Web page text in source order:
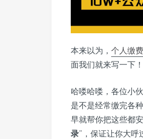
本来以为， 个人缴
面我们就来写一下！
哈喽哈喽，各位小
是不是经常缴完各
早就帮你把这些都
录”，保证让你大呼